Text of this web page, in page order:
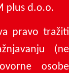
plus d.o.o.
pravo tražiti
(ne
osobe